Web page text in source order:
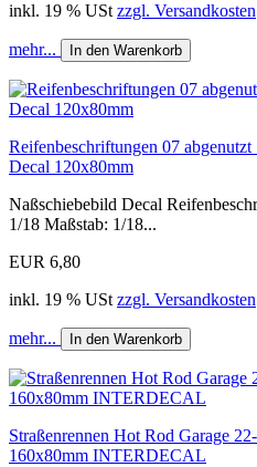
inkl. 19 % USt zzgl. Versandkosten
mehr... In den Warenkorb
Reifenbeschriftungen 07
Decal 120x80mm
Naßschiebebild Decal
1/18 Maßstab: 1/18...
EUR 6,80
inkl. 19 % USt zzgl. Versandkosten
mehr... In den Warenkorb
Straßenrennen Hot Rod Garage
160x80mm INTERDECAL